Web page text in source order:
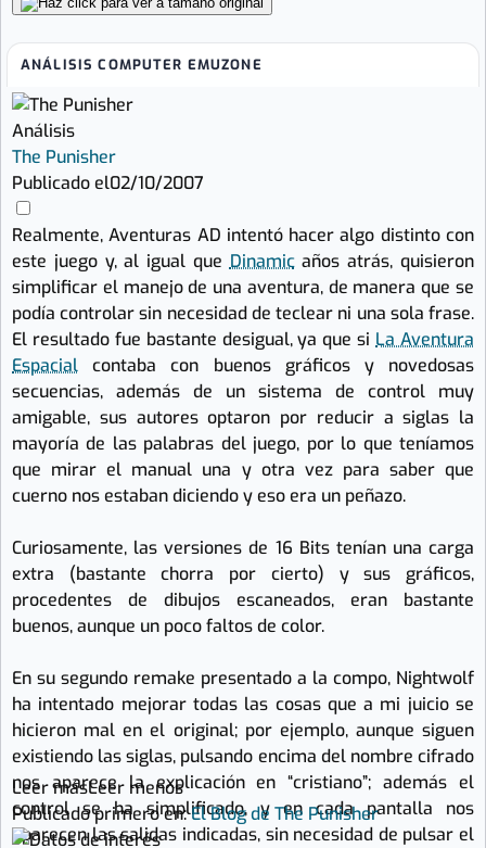
ANÁLISIS COMPUTER EMUZONE
Análisis
The Punisher
Publicado el02/10/2007
Realmente, Aventuras AD intentó hacer algo distinto con
este juego y, al igual que Dinamicaños atrás, quisieron
simplificar el manejo de una aventura, de manera que se
podía controlar sin necesidad de teclear ni una sola frase.
El resultado fue bastante desigual, ya que si La Aventura
Espacial contaba con buenos gráficos y novedosas
secuencias, además de un sistema de control muy
amigable, sus autores optaron por reducir a siglas la
mayoría de las palabras del juego, por lo que teníamos
que mirar el manual una y otra vez para saber que
cuerno nos estaban diciendo y eso era un peñazo.
Curiosamente, las versiones de 16 Bits tenían una carga
extra (bastante chorra por cierto) y sus gráficos,
procedentes de dibujos escaneados, eran bastante
buenos, aunque un poco faltos de color.
En su segundo remake presentado a la compo, Nightwolf
ha intentado mejorar todas las cosas que a mi juicio se
hicieron mal en el original; por ejemplo, aunque siguen
existiendo las siglas, pulsando encima del nombre cifrado
nos aparece la explicación en “cristiano”; además el
control se ha simplificado, y en cada pantalla nos
aparecen las salidas indicadas, sin necesidad de pulsar el
Leer másLeer menos
Publicado primero en:El Blog de The Punisher